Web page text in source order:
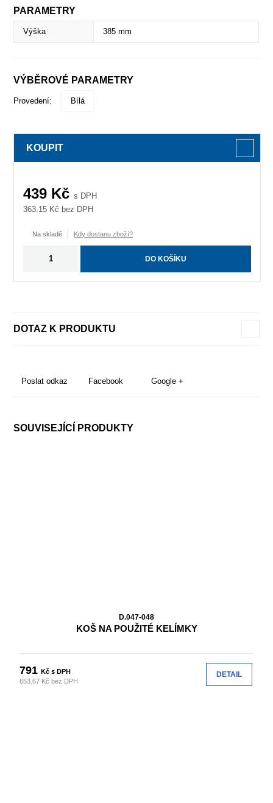
PARAMETRY
Výška 385 mm
VÝBĚROVÉ PARAMETRY
Provedení: Bílá
KOUPIT
439 Kčs DPH
363.15 Kč bez DPH
Na skladě Kdy dostanu zboží?
DO KOŠÍKU
DOTAZ K PRODUKTU
Poslat odkaz Facebook Google +
SOUVISEJÍCÍ PRODUKTY
D.047-048
KOŠ NA POUŽITÉ KELÍMKY
791Kč s DPH
653.67 Kč bez DPH
DETAIL